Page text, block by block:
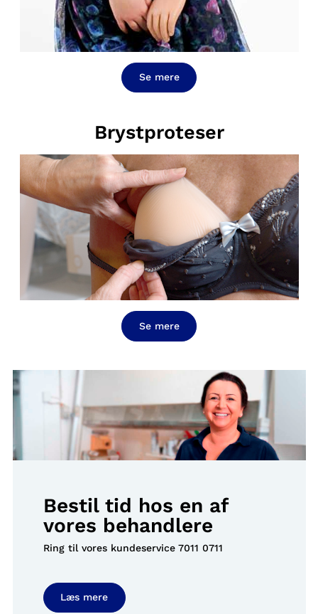
Se mere
Brystproteser
Se mere
Bestil tid hos en af
vores behandlere
Ring til vores kundeservice 7011 0711
Læs mere